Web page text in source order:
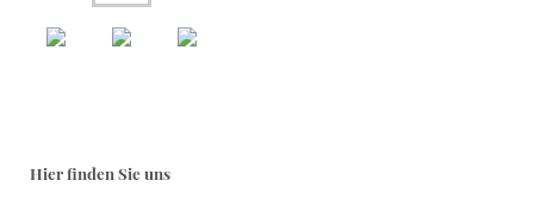
Hier finden Sie uns